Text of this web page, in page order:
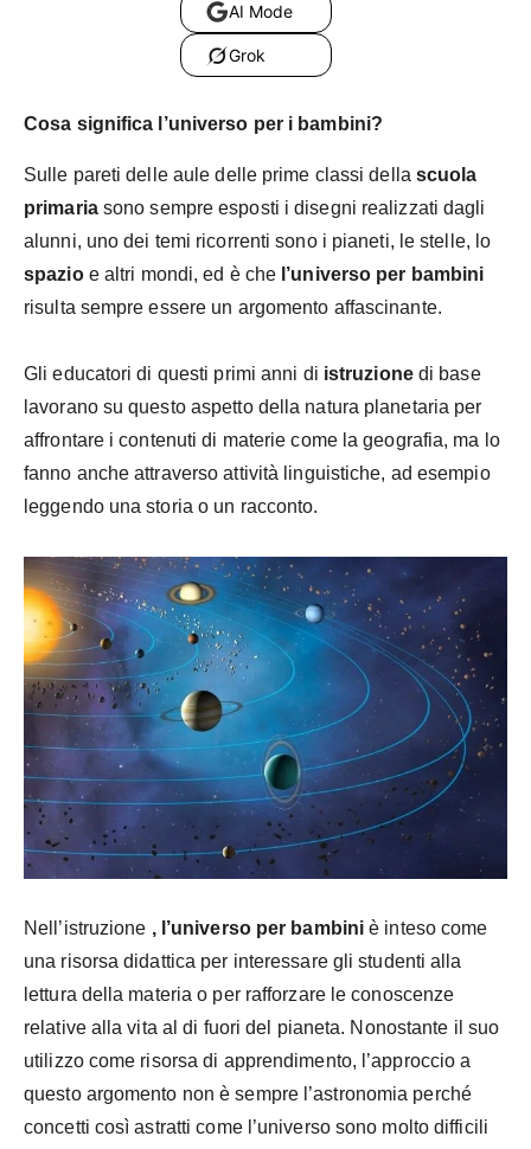
AI Mode
Grok
Cosa significa l’universo per i bambini?
Sulle pareti delle aule delle prime classi della scuola
primariasono sempre esposti i disegni realizzati dagli
alunni, uno dei temi ricorrenti sono i pianeti, le stelle, lo
spazioe altri mondi, ed è che l’universo per bambini
risulta sempre essere un argomento affascinante.
Gli educatori di questi primi anni di istruzionedi base
lavorano su questo aspetto della natura planetaria per
affrontare i contenuti di materie come la geografia, ma lo
fanno anche attraverso attività linguistiche, ad esempio
leggendo una storia o un racconto.
Nell’istruzione , l’universo per bambini è inteso come
una risorsa didattica per interessare gli studenti alla
lettura della materia o per rafforzare le conoscenze
relative alla vita al di fuori del pianeta. Nonostante il suo
utilizzo come risorsa di apprendimento, l’approccio a
questo argomento non è sempre l’astronomia perché
concetti così astratti come l’universo sono molto difficili